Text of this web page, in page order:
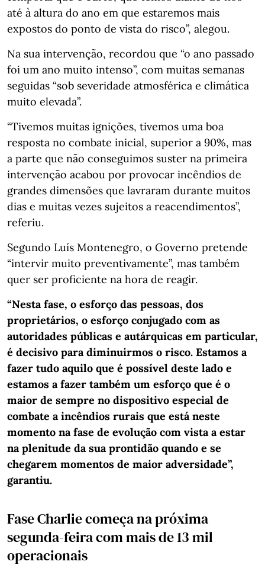
até à altura do ano em que estaremos mais
expostos do ponto de vista do risco”, alegou.
Na sua intervenção, recordou que “o ano passado
foi um ano muito intenso”, com muitas semanas
seguidas “sob severidade atmosférica e climática
muito elevada”.
“Tivemos muitas ignições, tivemos uma boa
resposta no combate inicial, superior a 90%, mas
a parte que não conseguimos suster na primeira
intervenção acabou por provocar incêndios de
grandes dimensões que lavraram durante muitos
dias e muitas vezes sujeitos a reacendimentos”,
referiu.
Segundo Luís Montenegro, o Governo pretende
“intervir muito preventivamente”, mas também
quer ser proficiente na hora de reagir.
“Nesta fase, o esforço das pessoas, dos
proprietários, o esforço conjugado com as
autoridades públicas e autárquicas em particular,
é decisivo para diminuirmos o risco. Estamos a
fazer tudo aquilo que é possível deste lado e
estamos a fazer também um esforço que é o
maior de sempre no dispositivo especial de
combate a incêndios rurais que está neste
momento na fase de evolução com vista a estar
na plenitude da sua prontidão quando e se
chegarem momentos de maior adversidade”,
garantiu.
Fase Charlie começa na próxima
segunda-feira com mais de 13 mil
operacionais